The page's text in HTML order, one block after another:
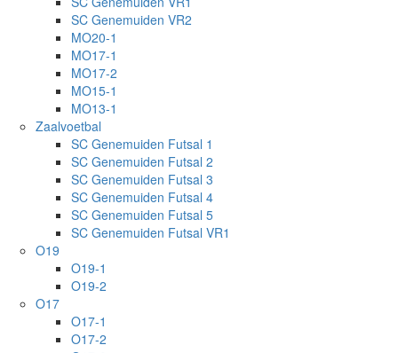
SC Genemuiden VR2
MO20-1
MO17-1
MO17-2
MO15-1
MO13-1
Zaalvoetbal
SC Genemuiden Futsal 1
SC Genemuiden Futsal 2
SC Genemuiden Futsal 3
SC Genemuiden Futsal 4
SC Genemuiden Futsal 5
SC Genemuiden Futsal VR1
O19
O19-1
O19-2
O17
O17-1
O17-2